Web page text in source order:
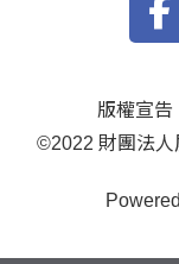
版權宣告
©2022 財團法人